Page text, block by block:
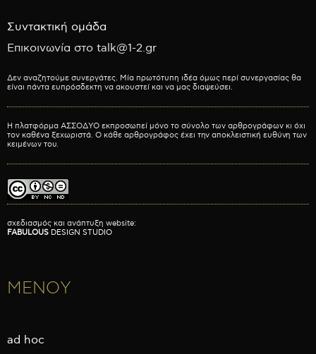
Συντακτική ομάδα
Επικοινωνία στο talk@1-2.gr
Δεν αναζητούμε συνεργάτες. Μία πρωτότυπη ιδέα όμως περί συνεργασίας θα
είναι πάντα ευπρόσδεκτη να ακουστεί και να μας διαψεύσει.
Η πλατφόρμα ΑΣΣΟΔΥΟ εκπροσωπεί μόνο το σύνολο των αρθρογράφων κι όχι
τον καθένα ξεχωριστά. Ο κάθε αρθρογράφος έχει την αποκλειστική ευθύνη των
κειμένων του.
σχεδιασμός και ανάπτυξη website:
FABULOUS DESIGN STUDIO
ΜΕΝΟΥ
ad hoc